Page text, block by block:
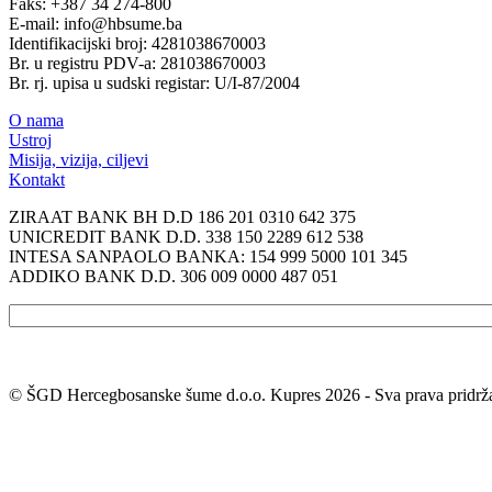
Faks: +387 34 274-800
E-mail: info@hbsume.ba
Identifikacijski broj: 4281038670003
Br. u registru PDV-a: 281038670003
Br. rj. upisa u sudski registar: U/I-87/2004
O nama
Ustroj
Misija, vizija, ciljevi
Kontakt
ZIRAAT BANK BH D.D 186 201 0310 642 375
UNICREDIT BANK D.D. 338 150 2289 612 538
INTESA SANPAOLO BANKA: 154 999 5000 101 345
ADDIKO BANK D.D. 306 009 0000 487 051
© ŠGD Hercegbosanske šume d.o.o. Kupres 2026 - Sva prava